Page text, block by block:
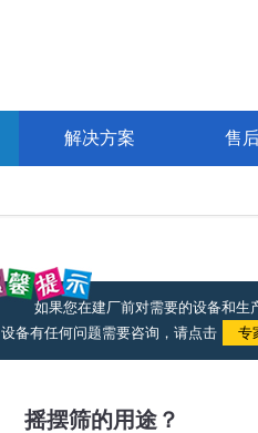
解决方案 售
如果您在建厂前对需要的设备和生
设备有任何问题需要咨询，请点击
专
摇摆筛的用途？